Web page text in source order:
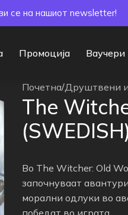
Промоција Ваучери
Почетна/Друштвени
The
Во The Witcher: Old
започнуваат
морални одлуки во
победат во играта.
се на нашиот newsletter!